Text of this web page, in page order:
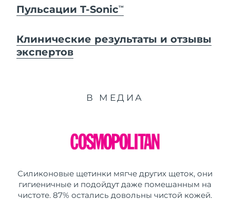
Пульсации T-SonicTM
Клинические результаты и отзывы
экспертов
В МЕДИА
Силиконовые щетинки мягче других щеток, они
гигиеничные и подойдут даже помешанным на
чистоте. 87% остались довольны чистой кожей.